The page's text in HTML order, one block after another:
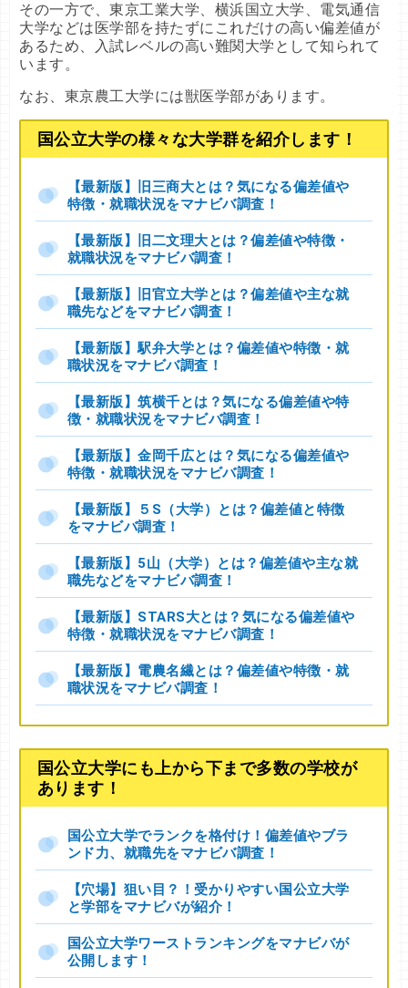
その一方で、東京工業大学、横浜国立大学、電気通信
大学などは医学部を持たずにこれだけの高い偏差値が
あるため、入試レベルの高い難関大学として知られて
います。
なお、東京農工大学には獣医学部があります。
国公立大学の様々な大学群を紹介します！
【最新版】旧三商大とは？気になる偏差値や
特徴・就職状況をマナビバ調査！
【最新版】旧二文理大とは？偏差値や特徴・
就職状況をマナビバ調査！
【最新版】旧官立大学とは？偏差値や主な就
職先などをマナビバ調査！
【最新版】駅弁大学とは？偏差値や特徴・就
職状況をマナビバ調査！
【最新版】筑横千とは？気になる偏差値や特
徴・就職状況をマナビバ調査！
【最新版】金岡千広とは？気になる偏差値や
特徴・就職状況をマナビバ調査！
【最新版】５S（大学）とは？偏差値と特徴
をマナビバ調査！
【最新版】5山（大学）とは？偏差値や主な就
職先などをマナビバ調査！
【最新版】STARS大とは？気になる偏差値や
特徴・就職状況をマナビバ調査！
【最新版】電農名繊とは？偏差値や特徴・就
職状況をマナビバ調査！
国公立大学にも上から下まで多数の学校が
あります！
国公立大学でランクを格付け！偏差値やブラ
ンド力、就職先をマナビバ調査！
【穴場】狙い目？！受かりやすい国公立大学
と学部をマナビバが紹介！
国公立大学ワーストランキングをマナビバが
公開します！